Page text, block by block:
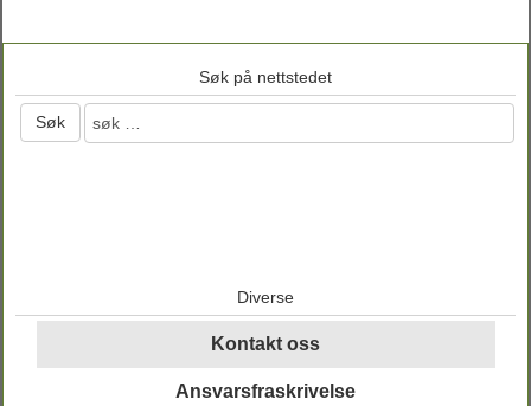
Søk på nettstedet
Diverse
Kontakt oss
Ansvarsfraskrivelse